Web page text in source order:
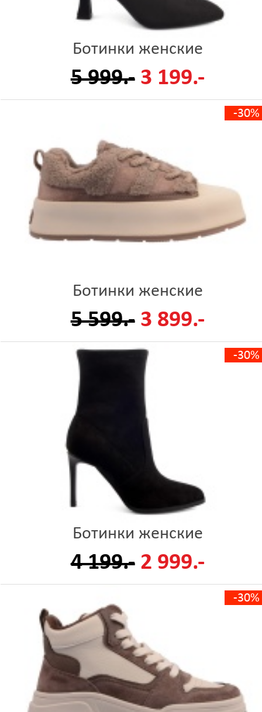
Ботинки женские
5 999.- 3 199.-
-30%
Ботинки женские
5 599.- 3 899.-
-30%
Ботинки женские
4 199.- 2 999.-
-30%